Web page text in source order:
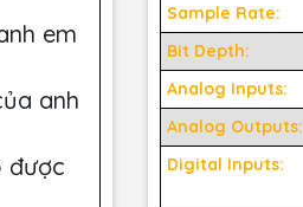
em
anh
được
Sample Rate:
Bit Depth:
Analog Inputs:
Analog Outputs:
Digital Inputs: